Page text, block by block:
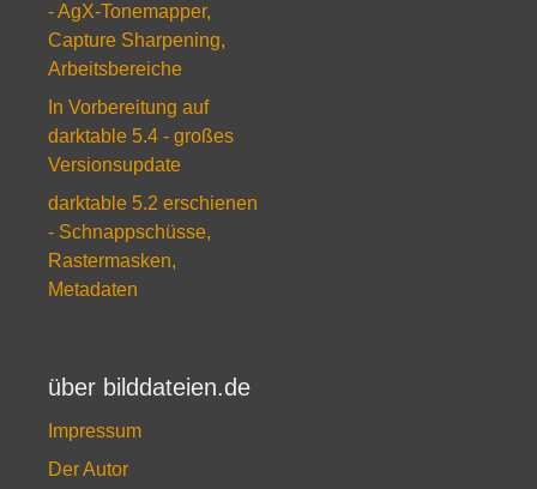
- AgX-Tonemapper,
Capture Sharpening,
Arbeitsbereiche
In Vorbereitung auf
darktable 5.4 - großes
Versionsupdate
darktable 5.2 erschienen
- Schnappschüsse,
Rastermasken,
Metadaten
über bilddateien.de
Impressum
Der Autor